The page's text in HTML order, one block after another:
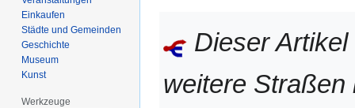
Navigation
springen
Suche
springenDieser
weitere
Einkaufen
Städte und Gemeinden
Geschichte
Museum
Kunst
Werkzeuge